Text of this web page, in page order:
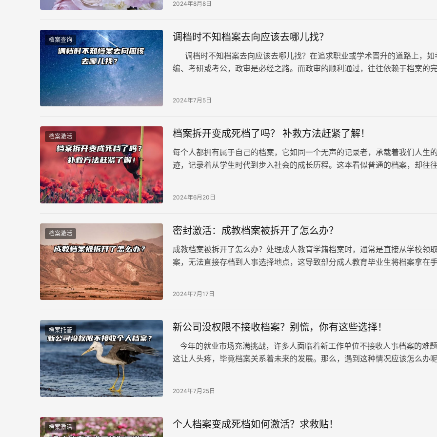
2024年8月8日
档案查询 调档时不知档案去向应该去哪儿找？
调档时不知档案去向应该去哪儿找？在追求职业或学术晋升的道路上，如
编、考研或考公，政审是必经之路。而政审的顺利通过，往往依赖于档案的
2024年7月5日
档案激活 档案拆开变成死档了吗？ 补救方法赶紧了解！
每个人都拥有属于自己的档案，它如同一个无声的记录者，承载着我们人生
迹，记录着从学生时代到步入社会的成长历程。这本看似普通的档案，却往
2024年6月20日
档案激活 密封激活：成教档案被拆开了怎么办？
成教档案被拆开了怎么办？处理成人教育学籍档案时，通常是直接从学校领
案，无法直接存档到人事选择地点，这导致部分成人教育毕业生将档案拿在
2024年7月17日
档案托管 新公司没权限不接收档案？别慌，你有这些选择！
今年的就业市场充满挑战，许多人面临着新工作单位不接收人事档案的难题
这让人头疼，毕竟档案关系着未来的发展。那么，遇到这种情况应该怎么办
2024年7月25日
档案激活 个人档案变成死档如何激活？求救贴！